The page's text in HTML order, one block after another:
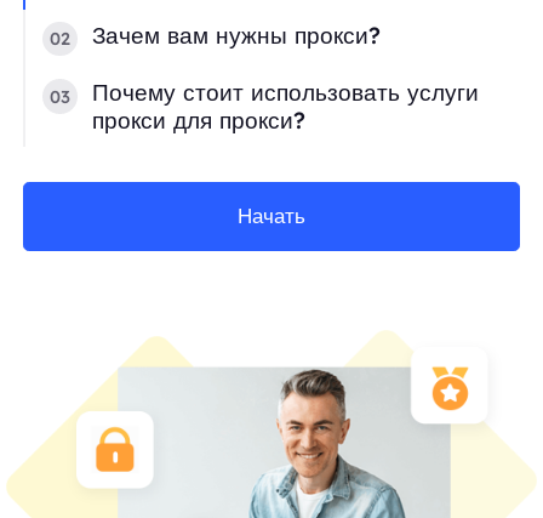
02 Зачем вам нужны прокси?
03
Почему стоит использовать услуги
прокси для прокси?
Начать